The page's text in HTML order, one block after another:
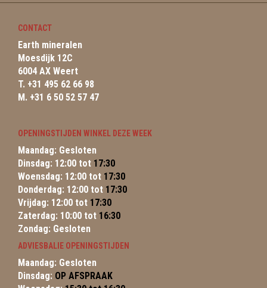
CONTACT
Earth mineralen
Moesdijk 12C
6004 AX Weert
T. +31 495 62 66 98
M. +31 6 50 52 57 47
OPENINGSTIJDEN WINKEL DEZE WEEK
Maandag: Gesloten
Dinsdag: 12:00 tot 17:30
Woensdag: 12:00 tot 17:30
Donderdag: 12:00 tot 17:30
Vrijdag: 12:00 tot 17:30
Zaterdag: 10:00 tot 16:30
Zondag: Gesloten
ADVIESBALIE OPENINGSTIJDEN
Maandag: Gesloten
Dinsdag: OP AFSPRAAK